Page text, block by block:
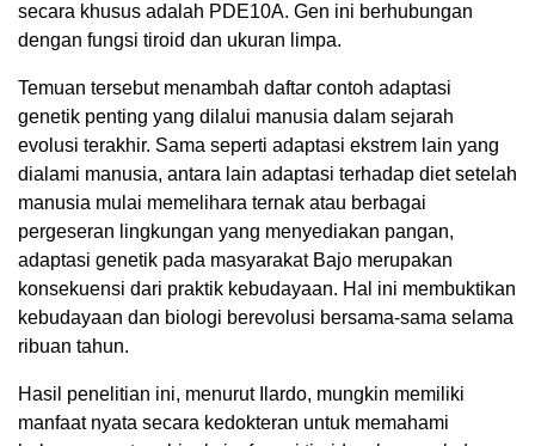
secara khusus adalah PDE10A. Gen ini berhubungan
dengan fungsi tiroid dan ukuran limpa.
Temuan tersebut menambah daftar contoh adaptasi
genetik penting yang dilalui manusia dalam sejarah
evolusi terakhir. Sama seperti adaptasi ekstrem lain yang
dialami manusia, antara lain adaptasi terhadap diet setelah
manusia mulai memelihara ternak atau berbagai
pergeseran lingkungan yang menyediakan pangan,
adaptasi genetik pada masyarakat Bajo merupakan
konsekuensi dari praktik kebudayaan. Hal ini membuktikan
kebudayaan dan biologi berevolusi bersama-sama selama
ribuan tahun.
Hasil penelitian ini, menurut Ilardo, mungkin memiliki
manfaat nyata secara kedokteran untuk memahami